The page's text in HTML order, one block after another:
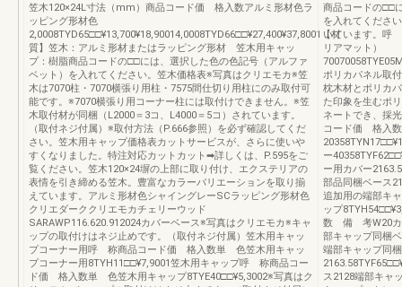
笠木120×24L寸法（mm）商品コード価 格入数アルミ形材色ラ
ッピング形材色
2,0008TYD65□□¥13,700¥18,90014,0008TYD66□□¥27,400¥37,8001【材
質】笠木：アルミ形材またはラッピング形材 笠木用キャッ
プ：樹脂商品コードの□□には、選択した色の色記号（アルファ
ベット）を入れてください。笠木価格表※写真はクリエモカ※笠
木は7070柱・7070横張り用柱・7575間仕切り用柱にのみ取付可
能です。※7070横張り用コーナー柱には取付けできません。※笠
木取付材が同梱（L2000＝3コ、L4000＝5コ）されています。
（取付ネジ付属）※取付方法（P.666参照）を必ず確認してくだ
さい。笠木用キャップ価格表カットサービスが、さらに使いや
すくなりました。特注対応カットカット➡詳しくは、P.595をご
覧ください。笠木120×24塀の上部に取り付け、エクステリアの
表情を引き締める笠木。豊富なカラーバリエーションを取り揃
えています。アルミ形材色シャイングレーSCラッピング形材色
クリエダーククリエモカチェリーウッド
SARAWP116.620.912024カバーベース※写真はクリエモカ※キャ
ップの取付けはネジ止めです。（取付ネジ付属）笠木用キャッ
プコーナー用呼 称商品コード価 格入数単 色笠木用キャッ
プコーナー用8TYH11□□¥7,9001笠木用キャップ呼 称商品コー
ド価 格入数単 色笠木用キャップ8TYE40□□¥5,3002※写真はク
商品コードの□□
を入れてくださ
いています。呼
リアマット）
ポリカパネル取
枕木材とポリカ
た印象を生むポ
ネートでき、採
コード価 格入
ー
ー用カバー
部品同梱ベース
追加用の端部キ
ップ
数 備 考W20カ
部キャップ同梱
端部キャップ同
ス2128端部キャ